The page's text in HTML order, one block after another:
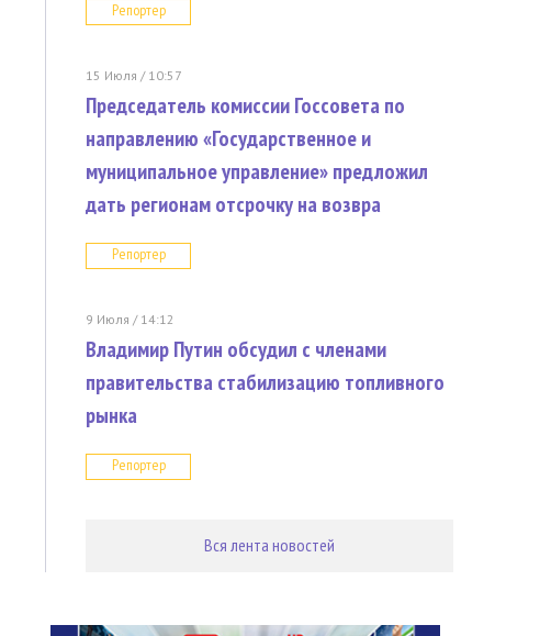
Репортер
15 Июля / 10:57
Председатель комиссии Госсовета по
направлению «Государственное и
муниципальное управление» предложил
дать регионам отсрочку на возвра
Репортер
9 Июля / 14:12
Владимир Путин обсудил с членами
правительства стабилизацию топливного
рынка
Репортер
Вся лента новостей